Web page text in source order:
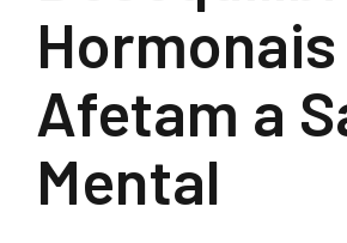
Hormonais
Afetam a
Mental